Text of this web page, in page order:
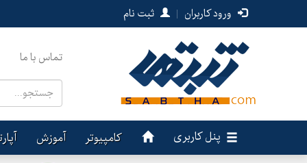
ورود کاربران | ثبت نام
تماس با ما
پنل کاربری کامپیوتر آموزش